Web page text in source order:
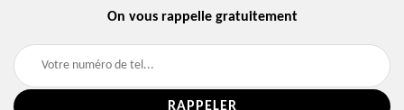
On vous rappelle gratuitement